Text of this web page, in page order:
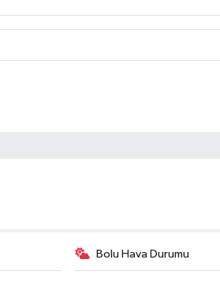
Bolu Hava Durumu